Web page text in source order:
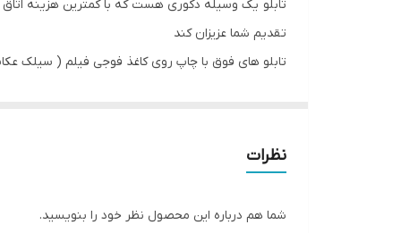
تابلو یک وسیله دکوری هست که با کمترین هزینه
تقدیم شما عزیزان کند
تابلو های فوق با چاپ روی کاغذ فوجی فیلم ( سیلک
نظرات
شما هم درباره این محصول نظر خود را بنویسید.